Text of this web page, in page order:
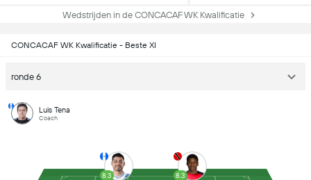
Wedstrijden in de CONCACAF WK Kwalificatie
CONCACAF WK Kwalificatie - Beste XI
ronde 6
Luis Tena
Coach
8.3 8.3